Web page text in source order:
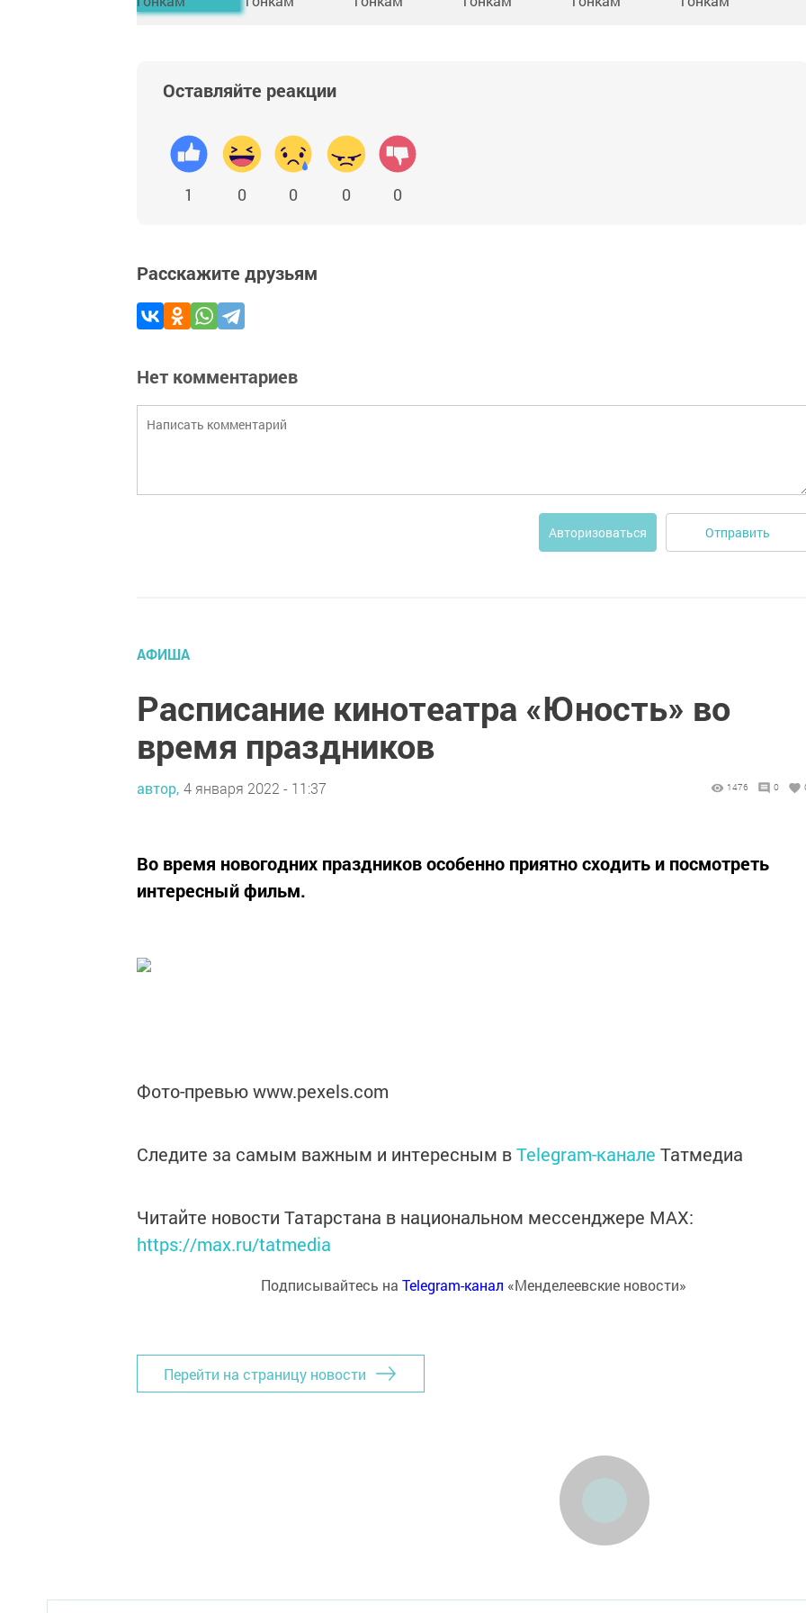
Оставляйте реакции
1 0 0 0 0
Расскажите друзьям
Нет комментариев
Авторизоваться Отправить
АФИША
Расписание кинотеатра «Юность» во
время праздников
автор, 4 января 2022 - 11:37 1476 0
Во время новогодних праздников особенно приятно сходить и посмотреть
интересный фильм.
Фото-превью www.pexels.com
Следите за самым важным и интересным вTelegram-канале Татмедиа
Читайте новости Татарстана в национальном мессенджере MАХ:
https://max.ru/tatmedia
Подписывайтесь на Telegram-канал «Менделеевские новости»
Перейти на страницу новости